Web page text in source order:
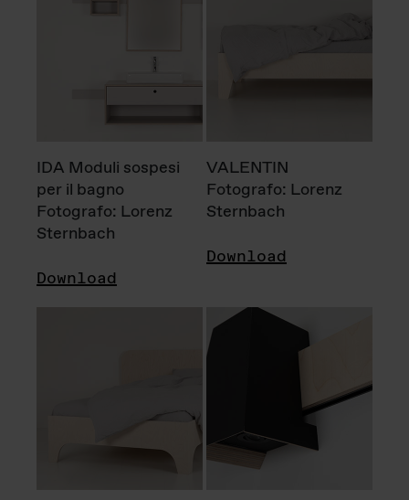
IDA Moduli sospesi
per il bagno
Fotografo: Lorenz
Sternbach
Download
VALENTIN
Fotografo: Lorenz
Sternbach
Download